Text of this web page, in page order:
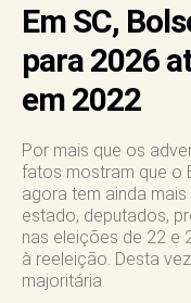
Em SC,
para 2026
em 2022
Por mais que os
fatos mostram que o
agora tem ainda
estado, deputados,
nas eleições de 22 e
à reeleição. Desta
majoritária